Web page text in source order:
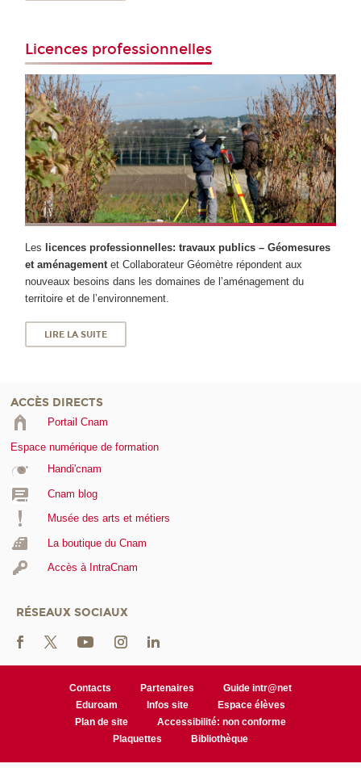
Licences professionnelles
Les licences professionnelles: travaux publics – Géomesures
et aménagementet Collaborateur Géomètre répondent aux
nouveaux besoins dans les domaines de l’aménagement du
territoire et de l’environnement.
LIRE LA SUITE
ACCÈS DIRECTS
Portail Cnam
Espace numérique de formation
Handi'cnam
Cnam blog
Musée des arts et métiers
La boutique du Cnam
Accès à IntraCnam
RÉSEAUX SOCIAUX
Contacts Partenaires
Guide intr@net
Eduroam
Infos site
Espace élèves
Plan de site
Accessibilité: non conforme
Plaquettes
Bibliothèque